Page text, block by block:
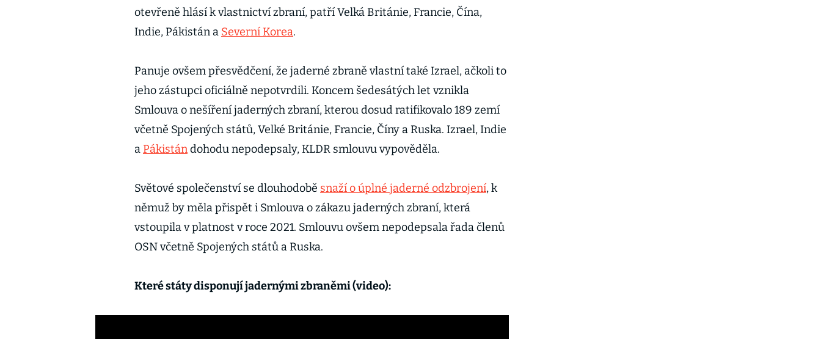
otevřeně hlásí k vlastnictví zbraní, patří Velká Británie, Francie, Čína,
Indie, Pákistán a Severní Korea.
Panuje ovšem přesvědčení, že jaderné zbraně vlastní také Izrael, ačkoli to
jeho zástupci oficiálně nepotvrdili. Koncem šedesátých let vznikla
Smlouva o nešíření jaderných zbraní, kterou dosud ratifikovalo 189 zemí
včetně Spojených států, Velké Británie, Francie, Číny a Ruska. Izrael, Indie
a Pákistándohodu nepodepsaly, KLDR smlouvu vypověděla.
Světové společenství se dlouhodobě snaží o úplné jaderné odzbrojení, k
němuž by měla přispět i Smlouva o zákazu jaderných zbraní, která
vstoupila v platnost v roce 2021. Smlouvu ovšem nepodepsala řada členů
OSN včetně Spojených států a Ruska.
Které státy disponují jadernými zbraněmi (video):